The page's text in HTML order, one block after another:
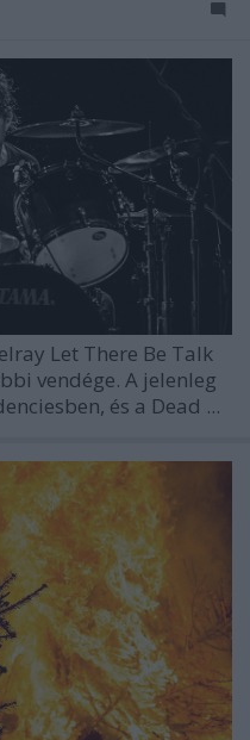
Let There Be Talk
vendége. A jelenleg
és a Dead ...